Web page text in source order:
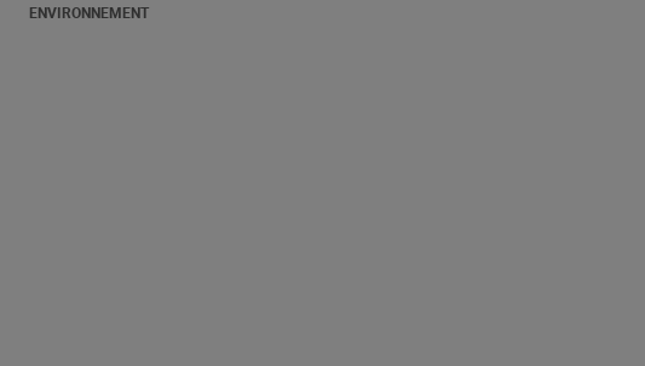
ENVIRONNEMENT